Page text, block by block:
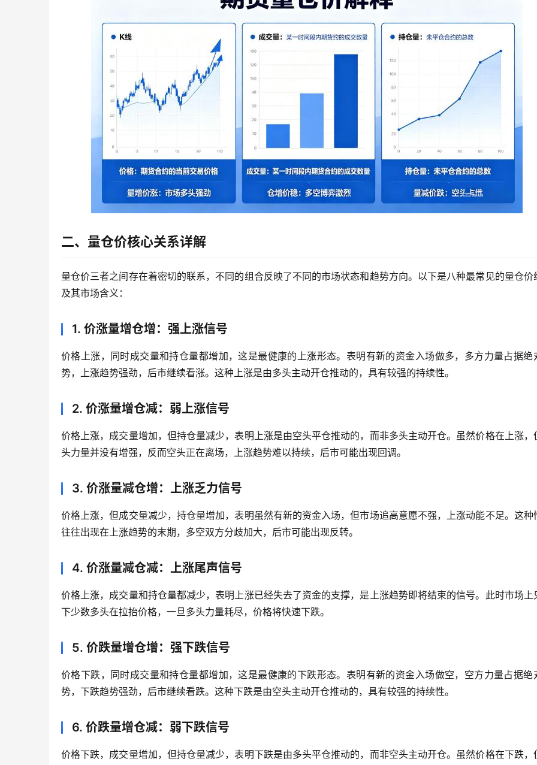
二、量仓价核心关系详解
量仓价三者之间存在着密切的联系，不同的组合反映了不同的市场状态和趋势方向。以下是八种最常见的量仓价
及其市场含义：
1. 价涨量增仓增：强上涨信号
价格上涨，同时成交量和持仓量都增加，这是最健康的上涨形态。表明有新的资金入场做多，多方力量占据绝
势，上涨趋势强劲，后市继续看涨。这种上涨是由多头主动开仓推动的，具有较强的持续性。
2. 价涨量增仓减：弱上涨信号
价格上涨，成交量增加，但持仓量减少，表明上涨是由空头平仓推动的，而非多头主动开仓。虽然价格在上涨，
头力量并没有增强，反而空头正在离场，上涨趋势难以持续，后市可能出现回调。
3. 价涨量减仓增：上涨乏力信号
价格上涨，但成交量减少，持仓量增加，表明虽然有新的资金入场，但市场追高意愿不强，上涨动能不足。这种
往往出现在上涨趋势的末期，多空双方分歧加大，后市可能出现反转。
4. 价涨量减仓减：上涨尾声信号
价格上涨，成交量和持仓量都减少，表明上涨已经失去了资金的支撑，是上涨趋势即将结束的信号。此时市场上
下少数多头在拉抬价格，一旦多头力量耗尽，价格将快速下跌。
5. 价跌量增仓增：强下跌信号
价格下跌，同时成交量和持仓量都增加，这是最健康的下跌形态。表明有新的资金入场做空，空方力量占据绝
势，下跌趋势强劲，后市继续看跌。这种下跌是由空头主动开仓推动的，具有较强的持续性。
6. 价跌量增仓减：弱下跌信号
价格下跌，成交量增加，但持仓量减少，表明下跌是由多头平仓推动的，而非空头主动开仓。虽然价格在下跌，